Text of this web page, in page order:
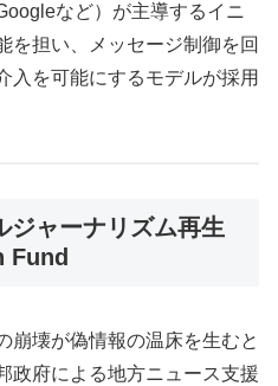
など）が主導するイニ
を担い、メッセージ制御を回
入を可能にするモデルが採用
ジャーナリズム再生
Fund
壊が偽情報の温床を生むと
政府による地方ニュース支援